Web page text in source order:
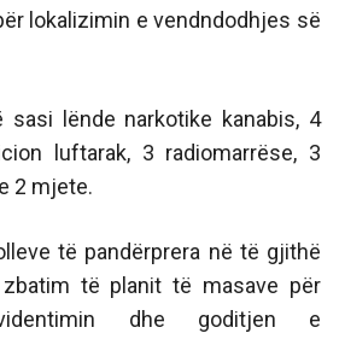
lokalizimin e vendndodhjes së
sasi lënde narkotike kanabis, 4
luftarak, 3 radiomarrëse, 3
2 mjete.
të pandërprera në të gjithë
zbatim të planit të masave për
dhe goditjen e